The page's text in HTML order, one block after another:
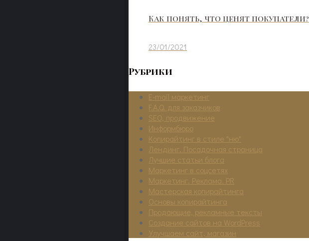
Как понять, что ценят покупатели?
23/01/2021
Рубрики
E-mail маркетинг
F.A.Q. для заказчиков
SEO, продвижение
Информбюро
Копирайтинг в стиле "ню"
Лендинг. Посадочная страница
Лучшие статьи блога
Маркетинг в соцсетях
Маркетинг. Реклама. PR
Мастерская копирайтинга
Основы копирайтинга
Продающие, рекламные тексты
Создание сайтов на WordPress
Улучшаем сайт, магазин